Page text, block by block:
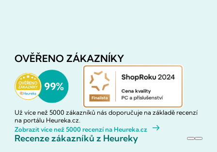
OVĚŘENO ZÁKAZNÍKY
Už více než 5000 zákazníků nás doporučuje na základě recenzí
na portálu Heureka.cz.
Zobrazit více než 5000 recenzí na Heureka.cz
Recenze zákazníků z Heureky